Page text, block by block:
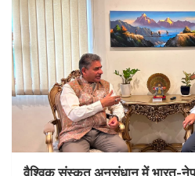
वैश्विक संस्कृत अनुसंधान में भारत-